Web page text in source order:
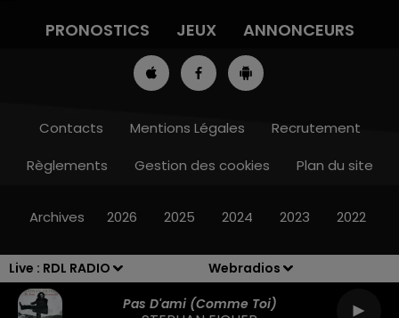
Live : RDL RADIO
Webradios
Pas D'ami (comme Toi)
7h00 - 10h00
PRONOSTICS
JEUX ANNONCEURS
Contacts Mentions Légales
Recrutement
Règlements
Gestion des cookies Plan du site
Archives 2026 2025 2024 2023 2022